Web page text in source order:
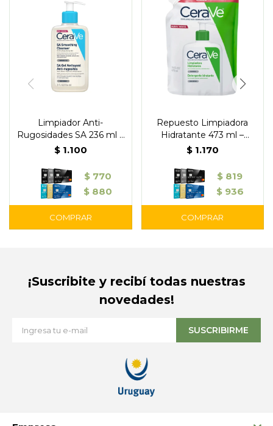
Limpiador Anti-
Rugosidades SA 236 ml –
CeraVe
$ 1.100
$ 770
$ 880
Repuesto Limpiadora
Hidratante 473 ml –
CeraVe
$ 1.170
$ 819
$ 936
¡Suscribite y recibí todas nuestras
novedades!
SUSCRIBIRME